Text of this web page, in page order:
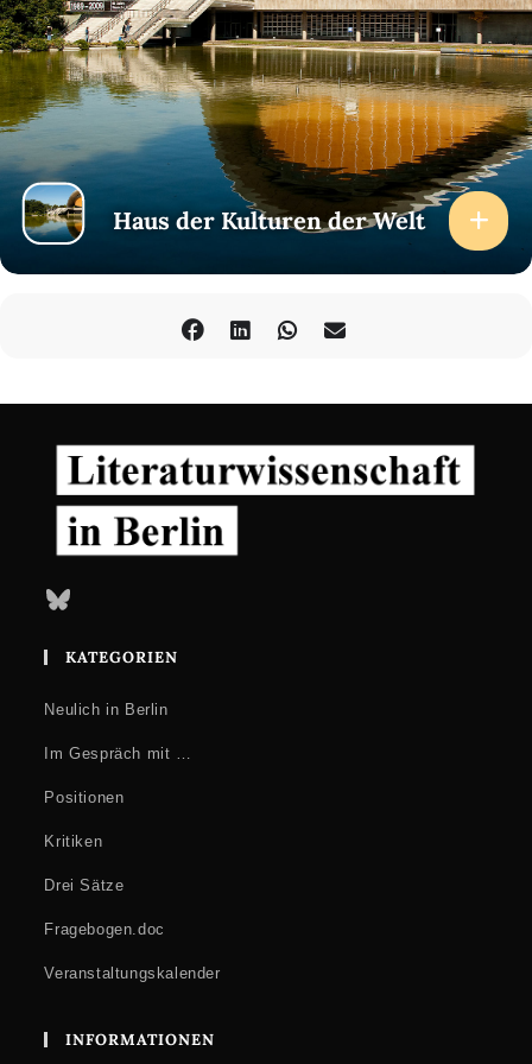
Haus der Kulturen der Welt
Bluesky
KATEGORIEN
Neulich in Berlin
Im Gespräch mit …
Positionen
Kritiken
Drei Sätze
Fragebogen.doc
Veranstaltungskalender
INFORMATIONEN